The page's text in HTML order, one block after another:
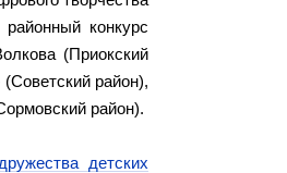
конкурс
(Приокский
район),
район).
детских